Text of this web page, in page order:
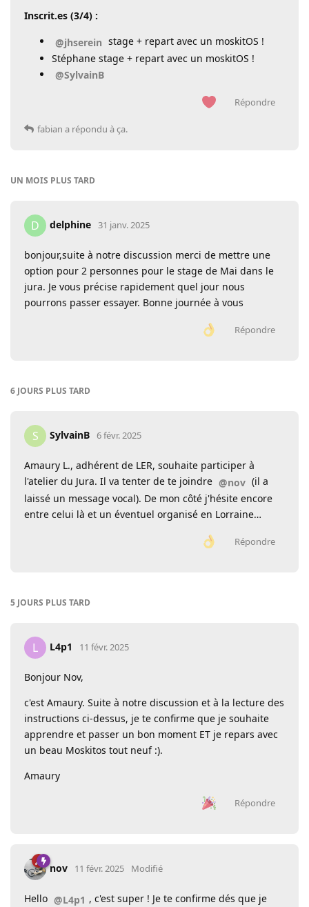
Inscrit.es (3/4) :
@jhserein stage + repart avec un moskitOS !
Stéphane stage + repart avec un moskitOS !
@SylvainB
Répondre
fabian a répondu à ça.
UN MOIS PLUS TARD
D delphine 31 janv. 2025
bonjour,suite à notre discussion merci de mettre une
option pour 2 personnes pour le stage de Mai dans le
jura. Je vous précise rapidement quel jour nous
pourrons passer essayer. Bonne journée à vous
Répondre
6 JOURS PLUS TARD
S SylvainB 6 févr. 2025
Amaury L., adhérent de LER, souhaite participer à
l'atelier du Jura. Il va tenter de te joindre @nov (il a
laissé un message vocal). De mon côté j'hésite encore
entre celui là et un éventuel organisé en Lorraine…
Répondre
5 JOURS PLUS TARD
L L4p1 11 févr. 2025
Bonjour Nov,
c'est Amaury. Suite à notre discussion et à la lecture des
instructions ci-dessus, je te confirme que je souhaite
apprendre et passer un bon moment ET je repars avec
un beau Moskitos tout neuf :).
Amaury
Répondre
nov 11 févr. 2025 Modifié
Hello @L4p1 , c'est super ! Je te confirme dés que je